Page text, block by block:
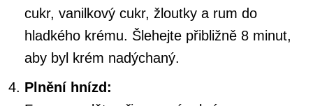
cukr, vanilkový cukr, žloutky a rum do
hladkého krému. Šlehejte přibližně 8 minut,
aby byl krém nadýchaný.
Plnění hnízd: